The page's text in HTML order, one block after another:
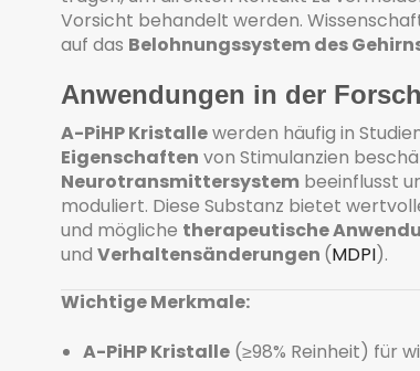
Vorsicht behandelt werden.
auf das Belohnungssystem des
Anwendungen in der
A-PiHP Kristallewerden häufig in
Eigenschaften von Stimulanzien
Neurotransmittersystem beeinflusst
moduliert. Diese Substanz bietet
und mögliche therapeutische
und Verhaltensänderungen (MDPI).
Wichtige Merkmale:
A-PiHP Kristalle (≥98% Reinheit) für